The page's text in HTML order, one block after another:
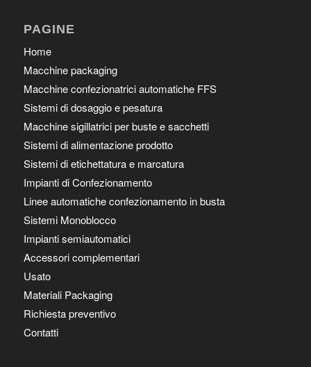
PAGINE
Home
Macchine packaging
Macchine confezionatrici automatiche FFS
Sistemi di dosaggio e pesatura
Macchine sigillatrici per buste e sacchetti
Sistemi di alimentazione prodotto
Sistemi di etichettatura e marcatura
Impianti di Confezionamento
Linee automatiche confezionamento in busta
Sistemi Monoblocco
Impianti semiautomatici
Accessori complementari
Usato
Materiali Packaging
Richiesta preventivo
Contatti